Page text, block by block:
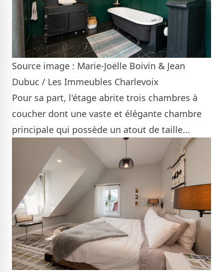
Source image : Marie-Joëlle Boivin & Jean
Dubuc / Les Immeubles Charlevoix
Pour sa part, l'étage abrite trois chambres à
coucher dont une vaste et élégante chambre
principale qui possède un atout de taille...